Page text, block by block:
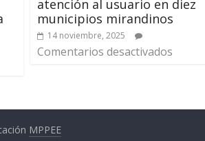
atención al usuario en diez
municipios mirandinos
14 noviembre, 2025
Comentarios desactivados
MPPEE